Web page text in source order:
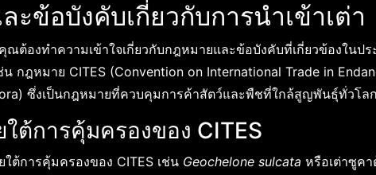
ะข้อบังคับเกี่ยวกับการนำเข้าเต่า
ณต้องทำความเข้าใจเกี่ยวกับกฎหมายและข้อบังคับที่เกี่ยวข้องในปร
น กฎหมาย CITES (Convention on International Trade in
ซึ่งเป็นกฎหมายที่ควบคุมการค้าสัตว์และพืชที่ใกล้สูญพันธุ์ทั่วโลก
ใต้การคุ้มครองของ CITES
ต้การคุ้มครองของ CITES เช่น Geochelone sulcata หรือเต่าซูคา